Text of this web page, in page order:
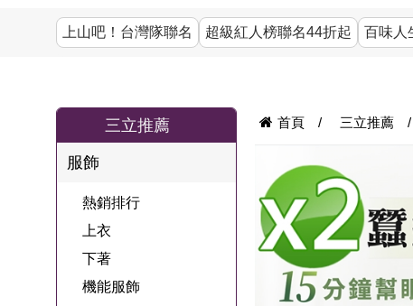
上山吧！台灣隊聯名 超級紅人榜聯名44折起 百味人
古溜x五秀園
熱銷排行
夜聯名
名
熱銷排行
品
焙
熱銷排行
清潔用品
寢具│床墊
宗教開運
熱銷排行
機能服飾
配件
PP波瑟楓妮品
養生|保健
池昌旭代言
OUR FAMILY
熱銷排行
女內褲
男內褲
NEONER
熱銷排行
美容專區
涼夏家電
3C
韓國
SKINASSET
甘味人生鍵力
肽↙85折
百味人生
三立推薦
服飾
熱銷排行
上衣
下著
機能服飾
首頁 / 三立推薦 /